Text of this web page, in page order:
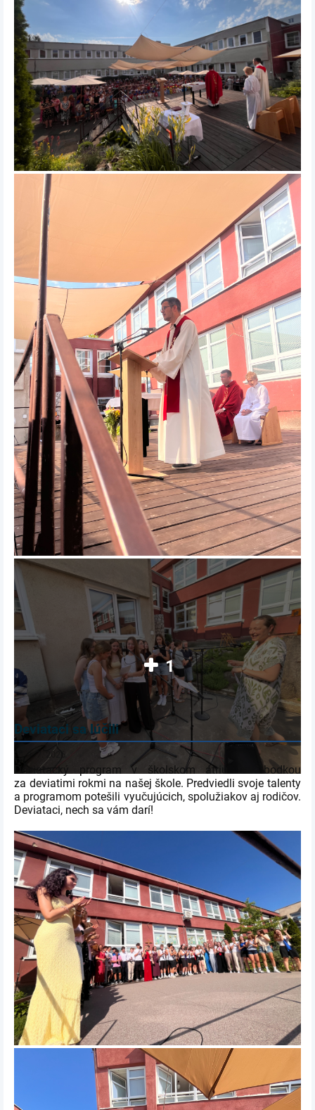
1
Deviataci sa lúčili
1. 7. 2026
Deviatacký program v školskom átriu bol bodkou
za deviatimi rokmi na našej škole. Predviedli svoje talenty
a programom potešili vyučujúcich, spolužiakov aj rodičov.
Deviataci, nech sa vám darí!